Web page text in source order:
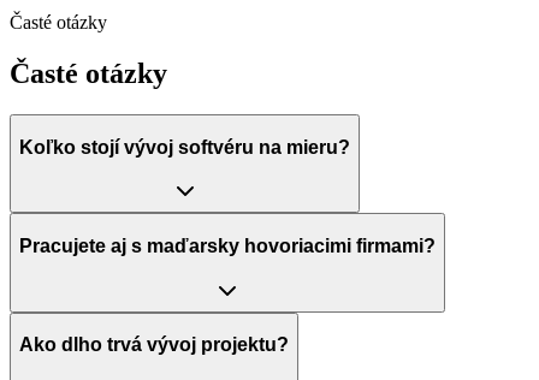
Časté otázky
Časté otázky
Koľko stojí vývoj softvéru na mieru?
Pracujete aj s maďarsky hovoriacimi firmami?
Ako dlho trvá vývoj projektu?